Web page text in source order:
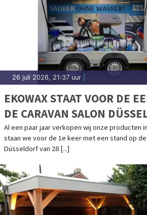
26 juli 2026, 21:37 uur
EKOWAX STAAT VOOR DE
DE CARAVAN SALON
AUGUSTUS T/M 6
Al een paar jaar verkopen wij onze producten
staan we voor de 1e keer met een stand op de
Düsseldorf van 28 [...]